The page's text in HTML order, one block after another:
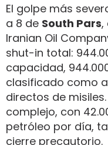
El golpe más
a 8 de South Pars,
Iranian Oil
shut-in total:
capacidad,
clasificado como
directos de
complejo, con
petróleo por día,
cierre precautorio.